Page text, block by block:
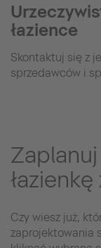
łazience
Skontaktuj się z
sprzedawców i
Czy wiesz już,
zaprojektowania